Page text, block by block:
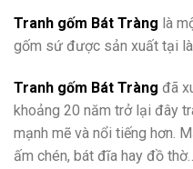
Tranh gốm Bát Tràng là
gốm sứ được sản xuất tại
Tranh gốm Bát Tràng đã
khoảng 20 năm trở lại đây
mạnh mẽ và nổi tiếng hơn.
ấm chén, bát đĩa hay đồ